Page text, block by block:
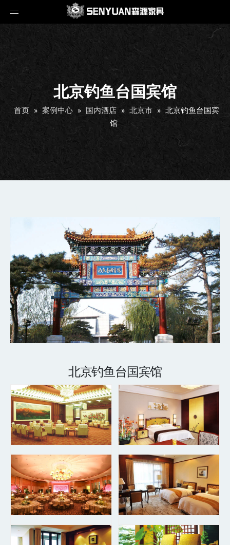
北京钓鱼台国宾馆
首页 » 案例中心 » 国内酒店 » 北京市 » 北京钓鱼台国宾
馆
北京钓鱼台国宾馆